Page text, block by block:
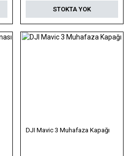
STOKTA YOK
DJI Mavic 3 Muhafaza Kapağı